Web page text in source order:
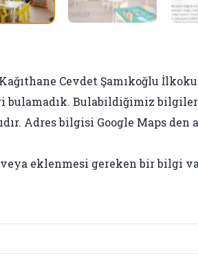
Cevdet Şamıkoğlu
Bulabildiğimiz bilgiler
Adres bilgisi Google Maps
eklenmesi gereken bir bilgi